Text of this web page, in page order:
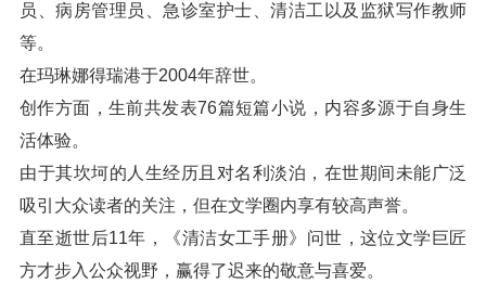
员、病房管理员、急诊室护士、清洁工以及监狱写作教师
等。
在玛琳娜得瑞港于2004年辞世。
创作方面，生前共发表76篇短篇小说，内容多源于自身生
活体验。
由于其坎坷的人生经历且对名利淡泊，在世期间未能广泛
吸引大众读者的关注，但在文学圈内享有较高声誉。
直至逝世后11年，《清洁女工手册》问世，这位文学巨匠
方才步入公众视野，赢得了迟来的敬意与喜爱。